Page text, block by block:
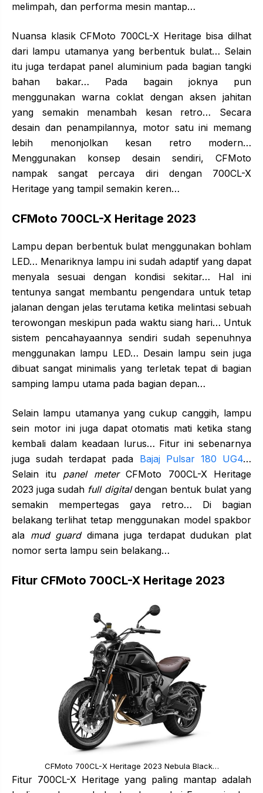
melimpah, dan performa mesin mantap…
Nuansa klasik CFMoto 700CL-X Heritage bisa dilhat
dari lampu utamanya yang berbentuk bulat… Selain
itu juga terdapat panel aluminium pada bagian tangki
bahan bakar… Pada bagain joknya pun
menggunakan warna coklat dengan aksen jahitan
yang semakin menambah kesan retro… Secara
desain dan penampilannya, motor satu ini memang
lebih menonjolkan kesan retro modern…
Menggunakan konsep desain sendiri, CFMoto
nampak sangat percaya diri dengan 700CL-X
Heritage yang tampil semakin keren…
CFMoto 700CL-X Heritage 2023
Lampu depan berbentuk bulat menggunakan bohlam
LED… Menariknya lampu ini sudah adaptif yang dapat
menyala sesuai dengan kondisi sekitar… Hal ini
tentunya sangat membantu pengendara untuk tetap
jalanan dengan jelas terutama ketika melintasi sebuah
terowongan meskipun pada waktu siang hari… Untuk
sistem pencahayaannya sendiri sudah sepenuhnya
menggunakan lampu LED… Desain lampu sein juga
dibuat sangat minimalis yang terletak tepat di bagian
samping lampu utama pada bagian depan…
Selain lampu utamanya yang cukup canggih, lampu
sein motor ini juga dapat otomatis mati ketika stang
kembali dalam keadaan lurus… Fitur ini sebenarnya
juga sudah terdapat pada Bajaj Pulsar 180 UG4…
Selain itu panel meterCFMoto 700CL-X Heritage
2023 juga sudah full digitaldengan bentuk bulat yang
semakin mempertegas gaya retro… Di bagian
belakang terlihat tetap menggunakan model spakbor
ala mud guarddimana juga terdapat dudukan plat
nomor serta lampu sein belakang…
Fitur CFMoto 700CL-X Heritage 2023
CFMoto 700CL-X Heritage 2023 Nebula Black…
Fitur 700CL-X Heritage yang paling mantap adalah